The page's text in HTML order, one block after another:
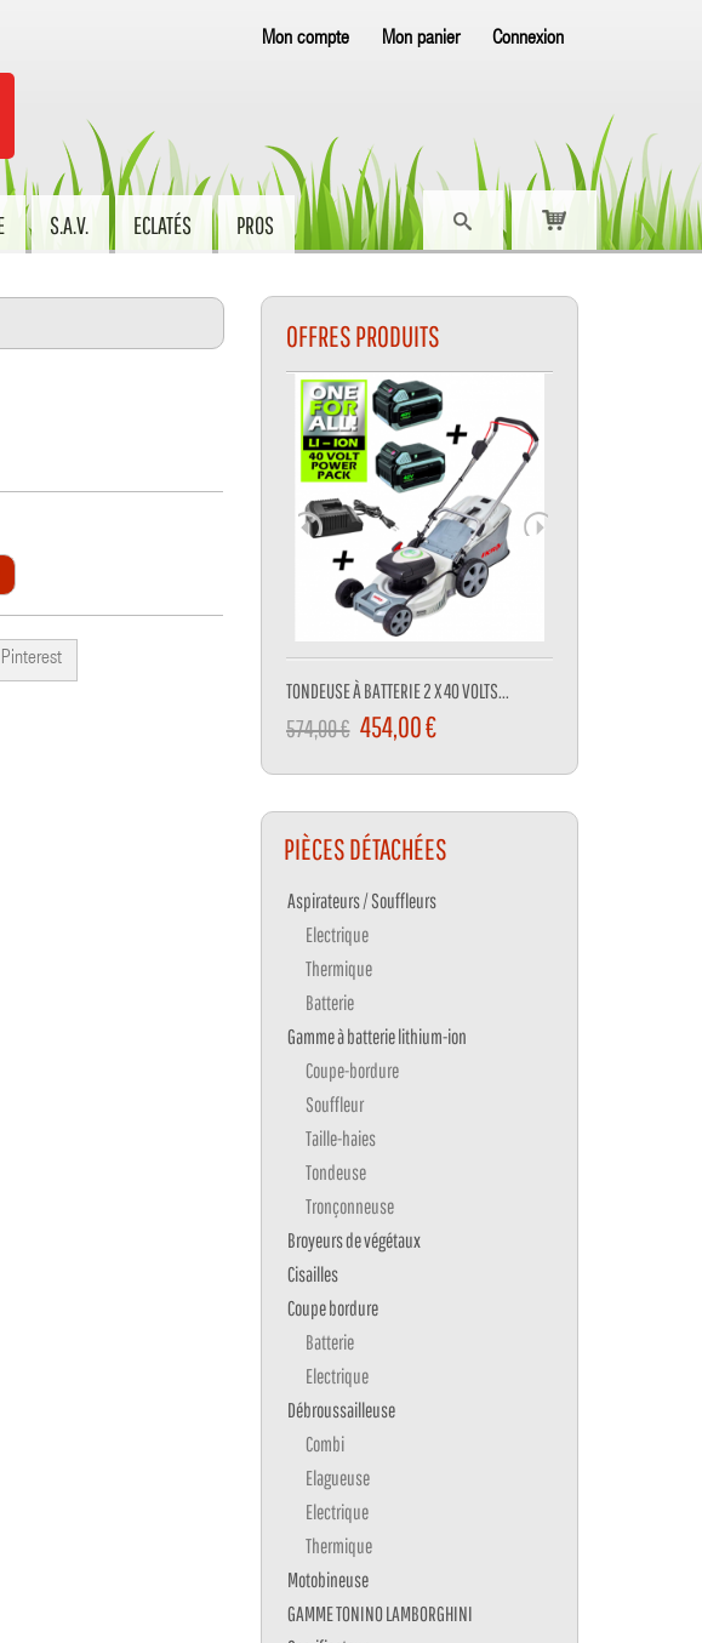
Mon compte Mon panier Connexion
S.A.V. ECLATÉS PROS
OFFRES PRODUITS
TONDEUSE À BATTERIE 2 X 40 VOLTS...
574,00 € 454,00 €
PIÈCES DÉTACHÉES
Aspirateurs / Souffleurs
Electrique
Thermique
Batterie
Gamme à batterie lithium-ion
Coupe-bordure
Souffleur
Taille-haies
Tondeuse
Tronçonneuse
Broyeurs de végétaux
Cisailles
Coupe bordure
Batterie
Electrique
Débroussailleuse
Combi
Elagueuse
Electrique
Thermique
Motobineuse
GAMME TONINO LAMBORGHINI